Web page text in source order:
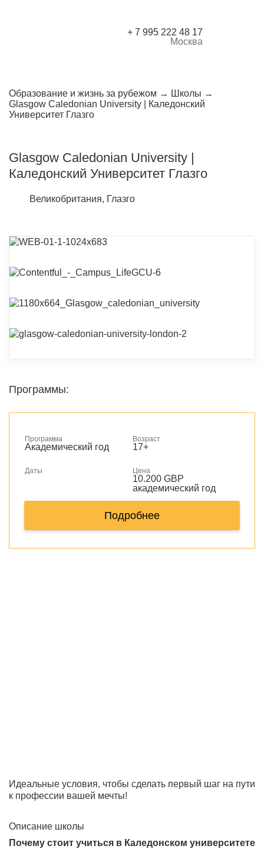
+ 7 995 222 48 17
Москва
Образование и жизнь за рубежом
Школы
Glasgow Caledonian University | Каледонский
Университет Глазго
Glasgow Caledonian University |
Каледонский Университет Глазго
Великобритания, Глазго
Программы:
Программа
Академический год
Возраст
17+
Даты Цена
10.200 GBP
академический год
Подробнее
Идеальные условия, чтобы сделать первый шаг на пути
к профессии вашей мечты!
Описание школы
Почему стоит учиться в Каледонском университете